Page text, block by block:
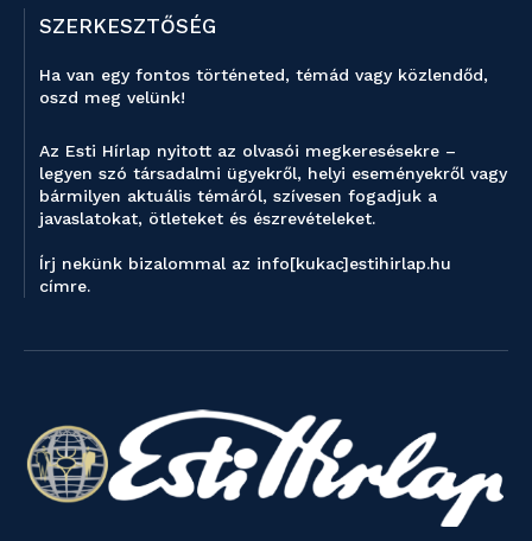
SZERKESZTŐSÉG
Ha van egy fontos történeted, témád vagy közlendőd,
oszd meg velünk!
Az Esti Hírlap nyitott az olvasói megkeresésekre –
legyen szó társadalmi ügyekről, helyi eseményekről vagy
bármilyen aktuális témáról, szívesen fogadjuk a
javaslatokat, ötleteket és észrevételeket.
Írj nekünk bizalommal az info[kukac]estihirlap.hu
címre.